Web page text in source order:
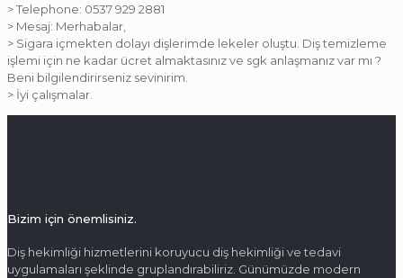
> Telephone: 0537 929 2881
> Mesaj: Merhabalar,
> Sigara içmekten dolayı dişlerimde lekeler oluştu. Diş temizleme
işlemi için ne kadar ücret almaktasınız ve sgk anlaşmanız var mı ?
Beni bilgilendirirseniz sevinirim.
> İyi çalışmalar.
Bizim için önemlisiniz.
Diş hekimliği hizmetlerini koruyucu diş hekimliği ve tedavi
uygulamaları şeklinde gruplandırabiliriz. Günümüzde modern